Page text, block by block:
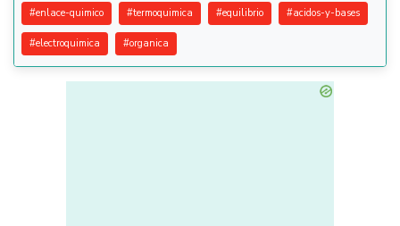
#enlace-quimico #termoquimica #equilibrio #acidos-y-bases
#electroquimica #organica